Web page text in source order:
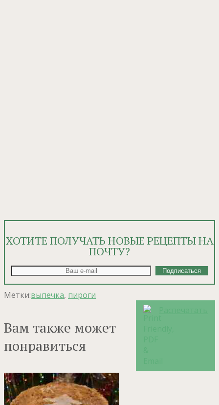
ХОТИТЕ ПОЛУЧАТЬ НОВЫЕ РЕЦЕПТЫ НА
ПОЧТУ?
Метки:выпечка, пироги
Вам также может
понравиться